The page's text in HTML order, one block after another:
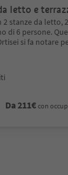
letto e
stanze da letto,
di 6 persone.
si fa notare
Da 211€ con